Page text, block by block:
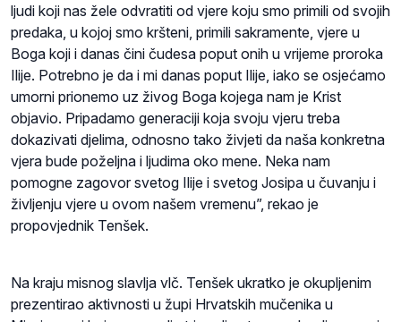
ljudi koji nas žele odvratiti od vjere koju smo primili od svojih
predaka, u kojoj smo kršteni, primili sakramente, vjere u
Boga koji i danas čini čudesa poput onih u vrijeme proroka
Ilije. Potrebno je da i mi danas poput Ilije, iako se osjećamo
umorni prionemo uz živog Boga kojega nam je Krist
objavio. Pripadamo generaciji koja svoju vjeru treba
dokazivati djelima, odnosno tako živjeti da naša konkretna
vjera bude poželjna i ljudima oko mene. Neka nam
pomogne zagovor svetog Ilije i svetog Josipa u čuvanju i
življenju vjere u ovom našem vremenu”, rekao je
propovjednik Tenšek.
Na kraju misnog slavlja vlč. Tenšek ukratko je okupljenim
prezentirao aktivnosti u župi Hrvatskih mučenika u